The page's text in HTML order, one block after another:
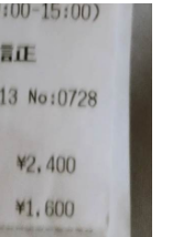
明が崩れ始め